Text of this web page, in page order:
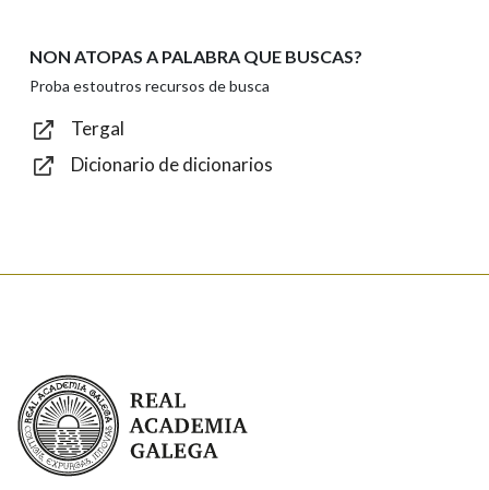
Texto de verificación
NON ATOPAS A PALABRA QUE BUSCAS?
Proba estoutros recursos de busca
Tergal
Dicionario de dicionarios
Real Academia Galega